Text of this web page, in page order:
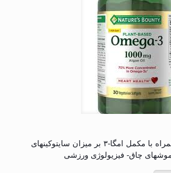
اثر تمرین هوازی شدید همراه با مکمل امگا-۳ بر میزان سایتوکینهای
چاق- فیزیولوژی ورزشی